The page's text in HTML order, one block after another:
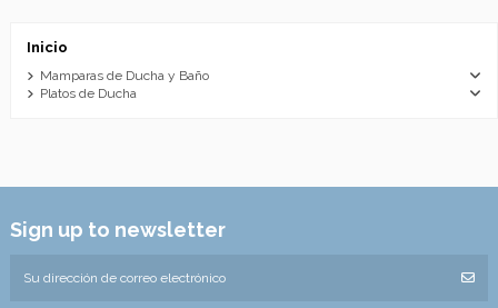
Inicio
Mamparas de Ducha y Baño
Platos de Ducha
Sign up to newsletter